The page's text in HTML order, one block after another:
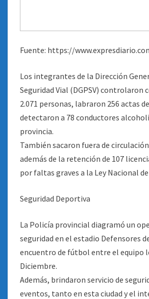
Fuente: https://
Los integrantes de la Dirección
Seguridad Vial (DGPSV) controlaron
2.071 personas, labraron 256 actas
detectaron a 78 conductores
provincia.
También sacaron fuera de
además de la retención de 107
por faltas graves a la Ley Nacional
Seguridad Deportiva
La Policía provincial diagramó un
seguridad en el estadio Defensores
encuentro de fútbol entre el equipo
Diciembre.
Además, brindaron servicio de
eventos, tanto en esta ciudad y el